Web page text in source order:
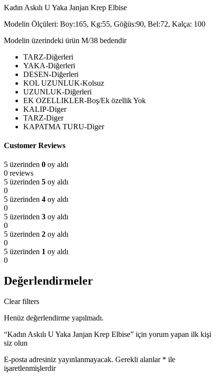
Kadın Askılı U Yaka Janjan Krep Elbise
Modelin Ölçüleri: Boy:165, Kg:55, Göğüs:90, Bel:72, Kalça: 100
Modelin üzerindeki ürün M/38 bedendir
TARZ-Diğerleri
YAKA-Diğerleri
DESEN-Diğerleri
KOL UZUNLUK-Kolsuz
UZUNLUK-Diğerleri
EK OZELLIKLER-Boş/Ek özellik Yok
KALIP-Diger
TARZ-Diger
KAPATMA TURU-Diger
Customer Reviews
5 üzerinden 0 oy aldı
0 reviews
5 üzerinden 5 oy aldı
0
5 üzerinden 4 oy aldı
0
5 üzerinden 3 oy aldı
0
5 üzerinden 2 oy aldı
0
5 üzerinden 1 oy aldı
0
Değerlendirmeler
Clear filters
Henüz değerlendirme yapılmadı.
“Kadın Askılı U Yaka Janjan Krep Elbise” için yorum yapan ilk kişi
siz olun
E-posta adresiniz yayınlanmayacak. Gerekli alanlar * ile
işaretlenmişlerdir